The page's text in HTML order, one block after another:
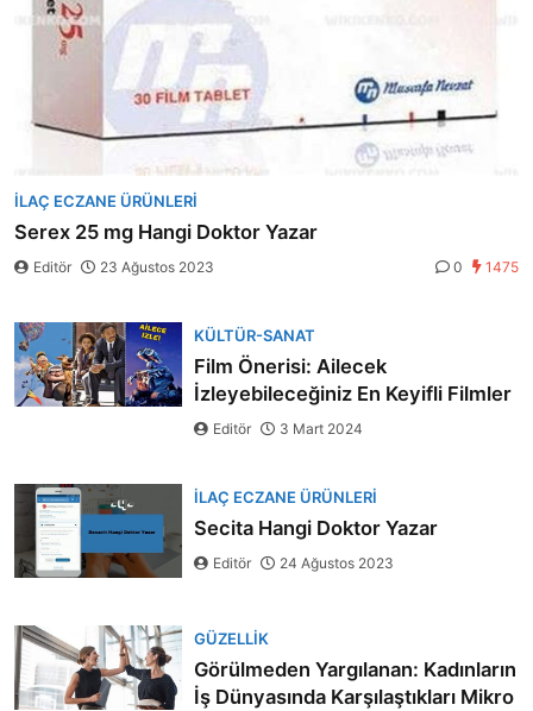
İLAÇ ECZANE ÜRÜNLERI
Serex 25 mg Hangi Doktor Yazar
Editör 23 Ağustos 2023 0 1475
KÜLTÜR-SANAT
Film Önerisi: Ailecek
İzleyebileceğiniz En Keyifli Filmler
Editör 3 Mart 2024
İLAÇ ECZANE ÜRÜNLERI
Secita Hangi Doktor Yazar
Editör 24 Ağustos 2023
GÜZELLIK
Görülmeden Yargılanan: Kadınların
İş Dünyasında Karşılaştıkları Mikro